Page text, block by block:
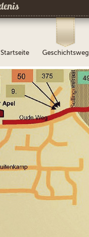
Startseite Geschichtsweg